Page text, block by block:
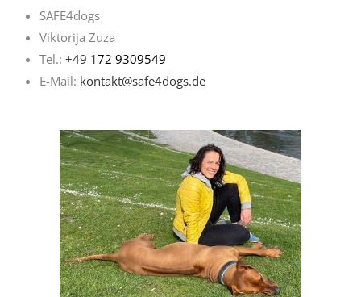
SAFE4dogs
Viktorija Zuza
Tel.: +49 172 9309549
E-Mail: kontakt@safe4dogs.de